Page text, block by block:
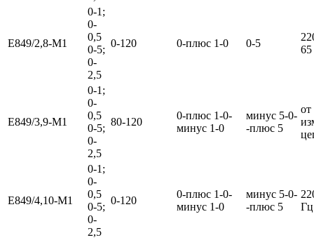
Е849/2,8-М1
0-1;
0-
0,5
0-5;
0-
2,5
0-120 0-плюс 1-0 0-5
Е849/3,9-М1
0-1;
0-
0,5
0-5;
0-
2,5
80-120
0-плюс 1-0-
минус 1-0
минус 5-0-
-плюс 5
от
Е849/4,10-М1
0-1;
0-
0,5
0-5;
0-
2,5
0-120
0-плюс 1-0-
минус 1-0
минус 5-0-
-плюс 5
Гц